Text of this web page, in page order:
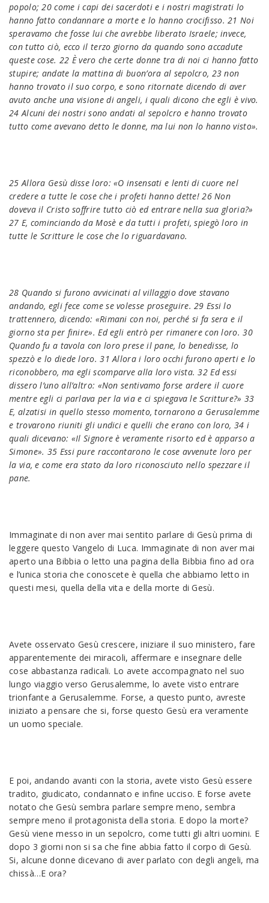
popolo; 20 come i capi dei sacerdoti e i nostri magistrati lo
hanno fatto condannare a morte e lo hanno crocifisso. 21 Noi
speravamo che fosse lui che avrebbe liberato Israele; invece,
con tutto ciò, ecco il terzo giorno da quando sono accadute
queste cose. 22 È vero che certe donne tra di noi ci hanno fatto
stupire; andate la mattina di buon’ora al sepolcro, 23 non
hanno trovato il suo corpo, e sono ritornate dicendo di aver
avuto anche una visione di angeli, i quali dicono che egli è vivo.
24 Alcuni dei nostri sono andati al sepolcro e hanno trovato
tutto come avevano detto le donne, ma lui non lo hanno visto».
25 Allora Gesù disse loro: «O insensati e lenti di cuore nel
credere a tutte le cose che i profeti hanno dette! 26 Non
doveva il Cristo soffrire tutto ciò ed entrare nella sua gloria?»
27 E, cominciando da Mosè e da tutti i profeti, spiegò loro in
tutte le Scritture le cose che lo riguardavano.
28 Quando si furono avvicinati al villaggio dove stavano
andando, egli fece come se volesse proseguire. 29 Essi lo
trattennero, dicendo: «Rimani con noi, perché si fa sera e il
giorno sta per finire». Ed egli entrò per rimanere con loro. 30
Quando fu a tavola con loro prese il pane, lo benedisse, lo
spezzò e lo diede loro. 31 Allora i loro occhi furono aperti e lo
riconobbero, ma egli scomparve alla loro vista. 32 Ed essi
dissero l’uno all’altro: «Non sentivamo forse ardere il cuore
mentre egli ci parlava per la via e ci spiegava le Scritture?» 33
E, alzatisi in quello stesso momento, tornarono a Gerusalemme
e trovarono riuniti gli undici e quelli che erano con loro, 34 i
quali dicevano: «Il Signore è veramente risorto ed è apparso a
Simone». 35 Essi pure raccontarono le cose avvenute loro per
la via, e come era stato da loro riconosciuto nello spezzare il
pane.
Immaginate di non aver mai sentito parlare di Gesù prima di
leggere questo Vangelo di Luca. Immaginate di non aver mai
aperto una Bibbia o letto una pagina della Bibbia fino ad ora
e l’unica storia che conoscete è quella che abbiamo letto in
questi mesi, quella della vita e della morte di Gesù.
Avete osservato Gesù crescere, iniziare il suo ministero, fare
apparentemente dei miracoli, affermare e insegnare delle
cose abbastanza radicali. Lo avete accompagnato nel suo
lungo viaggio verso Gerusalemme, lo avete visto entrare
trionfante a Gerusalemme. Forse, a questo punto, avreste
iniziato a pensare che si, forse questo Gesù era veramente
un uomo speciale.
E poi, andando avanti con la storia, avete visto Gesù essere
tradito, giudicato, condannato e infine ucciso. E forse avete
notato che Gesù sembra parlare sempre meno, sembra
sempre meno il protagonista della storia. E dopo la morte?
Gesù viene messo in un sepolcro, come tutti gli altri uomini. E
dopo 3 giorni non si sa che fine abbia fatto il corpo di Gesù.
Si, alcune donne dicevano di aver parlato con degli angeli, ma
chissà…E ora?